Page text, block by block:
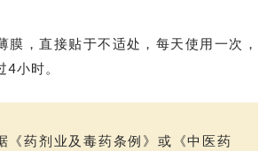
膜，直接贴于不适处，每天使用一次，
小时。
《药剂业及毒药条例》或《中医药